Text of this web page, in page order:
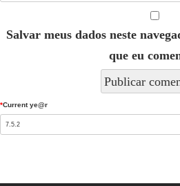
Salvar meus dados neste
que eu
Current ye@r
*